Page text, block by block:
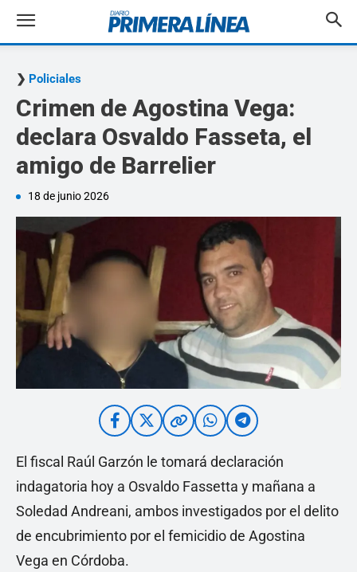
Policiales
Crimen de Agostina Vega:
declara Osvaldo Fasseta, el
amigo de Barrelier
18 de junio 2026
El fiscal Raúl Garzón le tomará declaración
indagatoria hoy a Osvaldo Fassetta y mañana a
Soledad Andreani, ambos investigados por el delito
de encubrimiento por el femicidio de Agostina
Vega en Córdoba.